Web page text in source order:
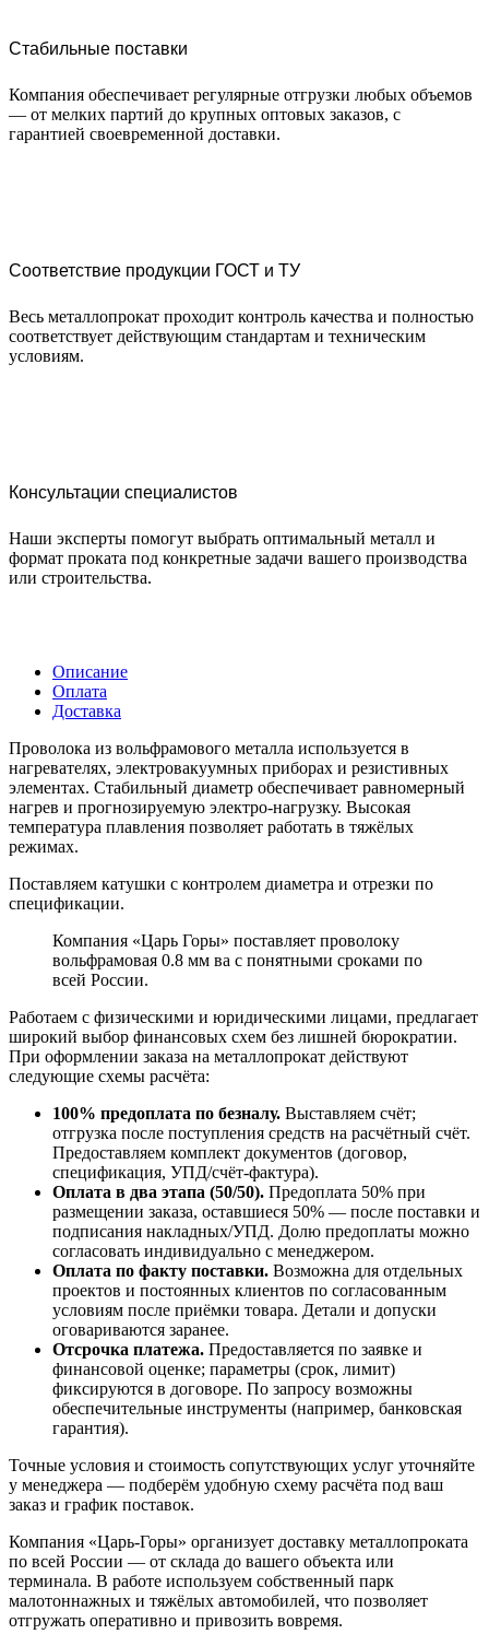
Стабильные поставки
Компания обеспечивает регулярные отгрузки любых объемов
— от мелких партий до крупных оптовых заказов, с
гарантией своевременной доставки.
Соответствие продукции ГОСТ и ТУ
Весь металлопрокат проходит контроль качества и полностью
соответствует действующим стандартам и техническим
условиям.
Консультации специалистов
Наши эксперты помогут выбрать оптимальный металл и
формат проката под конкретные задачи вашего производства
или строительства.
Описание
Оплата
Доставка
Проволока из вольфрамового металла используется в
нагревателях, электровакуумных приборах и резистивных
элементах. Стабильный диаметр обеспечивает равномерный
нагрев и прогнозируемую электро‑нагрузку. Высокая
температура плавления позволяет работать в тяжёлых
режимах.
Поставляем катушки с контролем диаметра и отрезки по
спецификации.
Компания «Царь Горы» поставляет проволоку
вольфрамовая 0.8 мм ва с понятными сроками по
всей России.
Работаем с физическими и юридическими лицами, предлагает
широкий выбор финансовых схем без лишней бюрократии.
При оформлении заказа на металлопрокат действуют
следующие схемы расчёта:
100% предоплата по безналу. Выставляем счёт;
отгрузка после поступления средств на расчётный счёт.
Предоставляем комплект документов (договор,
спецификация, УПД/счёт-фактура).
Оплата в два этапа (50/50). Предоплата 50% при
размещении заказа, оставшиеся 50% — после поставки и
подписания накладных/УПД. Долю предоплаты можно
согласовать индивидуально с менеджером.
Оплата по факту поставки. Возможна для отдельных
проектов и постоянных клиентов по согласованным
условиям после приёмки товара. Детали и допуски
оговариваются заранее.
Отсрочка платежа. Предоставляется по заявке и
финансовой оценке; параметры (срок, лимит)
фиксируются в договоре. По запросу возможны
обеспечительные инструменты (например, банковская
гарантия).
Точные условия и стоимость сопутствующих услуг уточняйте
у менеджера — подберём удобную схему расчёта под ваш
заказ и график поставок.
Компания «Царь-Горы» организует доставку металлопроката
по всей России — от склада до вашего объекта или
терминала. В работе используем собственный парк
малотоннажных и тяжёлых автомобилей, что позволяет
отгружать оперативно и привозить вовремя.